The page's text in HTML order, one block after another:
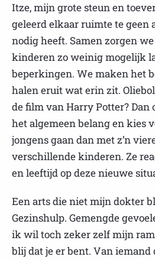
Itze, mijn grote steun en
geleerd elkaar ruimte te geen
nodig heeft. Samen zorgen
kinderen zo weinig mogelijk
beperkingen. We maken het
halen eruit wat erin zit.
de film van Harry Potter? Dan
het algemeen belang en kies
jongens gaan dan met z’n
verschillende kinderen. Ze
en leeftijd op deze nieuwe
Een arts die niet mijn dokter
Gezinshulp. Gemengde
ik wil toch zeker zelf mijn
blij dat je er bent. Van iemand